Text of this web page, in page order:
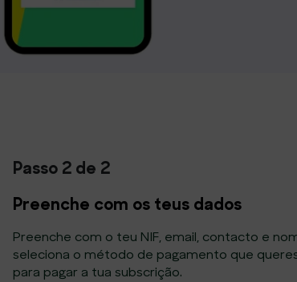
Passo 2 de 2
Preenche com os teus dados
Preenche com o teu NIF, email, contacto e
seleciona o método de pagamento que
para pagar a tua subscrição.